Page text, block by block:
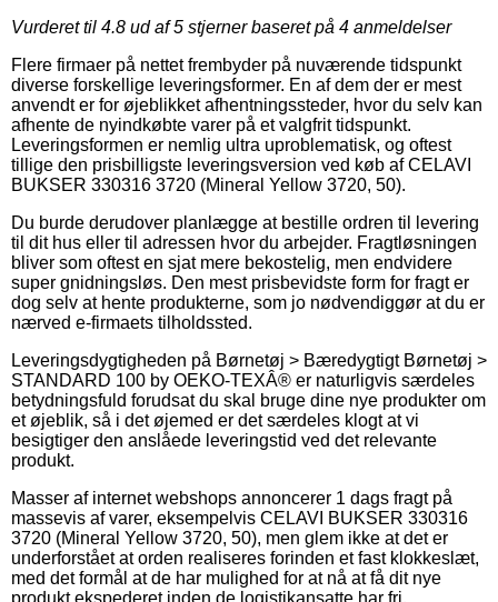
Vurderet til 4.8 ud af 5 stjerner baseret på 4 anmeldelser
Flere firmaer på nettet frembyder på nuværende tidspunkt
diverse forskellige leveringsformer. En af dem der er mest
anvendt er for øjeblikket afhentningssteder, hvor du selv kan
afhente de nyindkøbte varer på et valgfrit tidspunkt.
Leveringsformen er nemlig ultra uproblematisk, og oftest
tillige den prisbilligste leveringsversion ved køb af CELAVI
BUKSER 330316 3720 (Mineral Yellow 3720, 50).
Du burde derudover planlægge at bestille ordren til levering
til dit hus eller til adressen hvor du arbejder. Fragtløsningen
bliver som oftest en sjat mere bekostelig, men endvidere
super gnidningsløs. Den mest prisbevidste form for fragt er
dog selv at hente produkterne, som jo nødvendiggør at du er
nærved e-firmaets tilholdssted.
Leveringsdygtigheden på Børnetøj > Bæredygtigt Børnetøj >
STANDARD 100 by OEKO-TEXÂ® er naturligvis særdeles
betydningsfuld forudsat du skal bruge dine nye produkter om
et øjeblik, så i det øjemed er det særdeles klogt at vi
besigtiger den anslåede leveringstid ved det relevante
produkt.
Masser af internet webshops annoncerer 1 dags fragt på
massevis af varer, eksempelvis CELAVI BUKSER 330316
3720 (Mineral Yellow 3720, 50), men glem ikke at det er
underforstået at orden realiseres forinden et fast klokkeslæt,
med det formål at de har mulighed for at nå at få dit nye
produkt ekspederet inden de logistikansatte har fri.